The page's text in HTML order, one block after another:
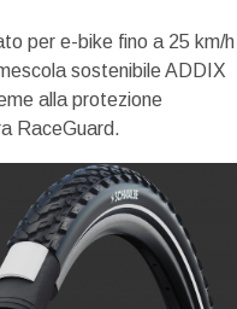
per e-bike fino a 25 km/
sostenibile ADDIX
alla protezione
RaceGuard.